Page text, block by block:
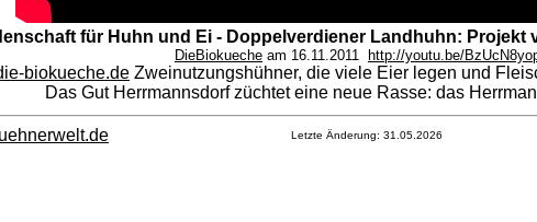
für Huhn und Ei - Doppelverdiener Landhuhn: Projekt
DieBiokueche am 16.11.2011 http://youtu.be/
biokueche.de Zweinutzungshühner, die viele Eier legen und
Das Gut Herrmannsdorf züchtet eine neue Rasse: das
Letzte Änderung: 31.05.2026